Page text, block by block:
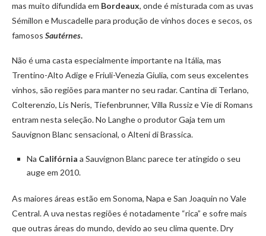
mas muito difundida em Bordeaux, onde é misturada com as uvas
Sémillon e Muscadelle para produção de vinhos doces e secos, os
famosos Sautérnes.
Não é uma casta especialmente importante na Itália, mas
Trentino-Alto Adige e Friuli-Venezia Giulia, com seus excelentes
vinhos, são regiões para manter no seu radar. Cantina di Terlano,
Colterenzio, Lis Neris, Tiefenbrunner, Villa Russiz e Vie di Romans
entram nesta seleção. No Langhe o produtor Gaja tem um
Sauvignon Blanc sensacional, o Alteni di Brassica.
Na Califórnia a Sauvignon Blanc parece ter atingido o seu
auge em 2010.
As maiores áreas estão em Sonoma, Napa e San Joaquin no Vale
Central. A uva nestas regiões é notadamente “rica” e sofre mais
que outras áreas do mundo, devido ao seu clima quente. Dry